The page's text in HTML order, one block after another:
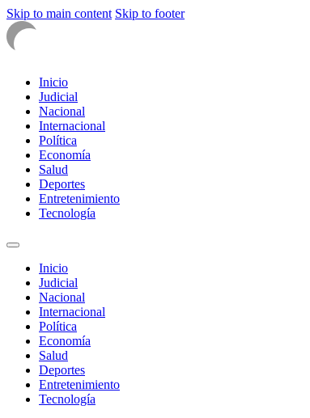
Skip to main content Skip to footer
Inicio
Judicial
Nacional
Internacional
Política
Economía
Salud
Deportes
Entretenimiento
Tecnología
Inicio
Judicial
Nacional
Internacional
Política
Economía
Salud
Deportes
Entretenimiento
Tecnología